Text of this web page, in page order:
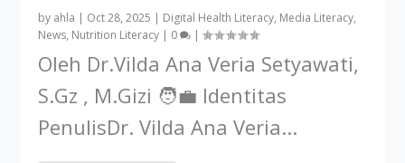
by ahla | Oct 28, 2025 | Digital Health Literacy, Media Literacy,
News, Nutrition Literacy | 0 |
Oleh Dr.Vilda Ana Veria Setyawati,
S.Gz , M.Gizi 🧑‍💼 Identitas
PenulisDr. Vilda Ana Veria...